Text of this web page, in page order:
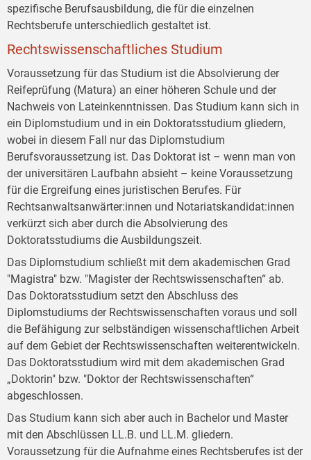
spezifische Berufsausbildung, die für die einzelnen
Rechtsberufe unterschiedlich gestaltet ist.
Rechtswissenschaftliches Studium
Voraussetzung für das Studium ist die Absolvierung der
Reifeprüfung (Matura) an einer höheren Schule und der
Nachweis von Lateinkenntnissen. Das Studium kann sich in
ein Diplomstudium und in ein Doktoratsstudium gliedern,
wobei in diesem Fall nur das Diplomstudium
Berufsvoraussetzung ist. Das Doktorat ist – wenn man von
der universitären Laufbahn absieht – keine Voraussetzung
für die Ergreifung eines juristischen Berufes. Für
Rechtsanwaltsanwärter:innen und Notariatskandidat:innen
verkürzt sich aber durch die Absolvierung des
Doktoratsstudiums die Ausbildungszeit.
Das Diplomstudium schließt mit dem akademischen Grad
"Magistra" bzw. "Magister der Rechtswissenschaften“ ab.
Das Doktoratsstudium setzt den Abschluss des
Diplomstudiums der Rechtswissenschaften voraus und soll
die Befähigung zur selbständigen wissenschaftlichen Arbeit
auf dem Gebiet der Rechtswissenschaften weiterentwickeln.
Das Doktoratsstudium wird mit dem akademischen Grad
„Doktorin" bzw. "Doktor der Rechtswissenschaften“
abgeschlossen.
Das Studium kann sich aber auch in Bachelor und Master
mit den Abschlüssen LL.B. und LL.M. gliedern.
Voraussetzung für die Aufnahme eines Rechtsberufes ist der